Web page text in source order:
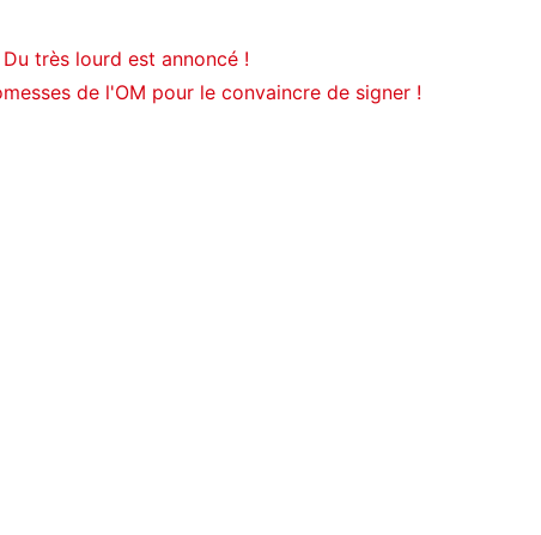
très lourd est annoncé !
de l'OM pour le convaincre de signer !